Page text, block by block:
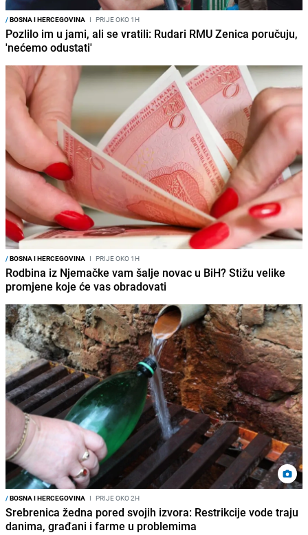
/BOSNA I HERCEGOVINA I PRIJE OKO 1H
Pozlilo im u jami, ali se vratili: Rudari RMU Zenica poručuju,
'nećemo odustati'
/BOSNA I HERCEGOVINA I PRIJE OKO 1H
Rodbina iz Njemačke vam šalje novac u BiH? Stižu velike
promjene koje će vas obradovati
/BOSNA I HERCEGOVINA I PRIJE OKO 2H
Srebrenica žedna pored svojih izvora: Restrikcije vode traju
danima, građani i farme u problemima